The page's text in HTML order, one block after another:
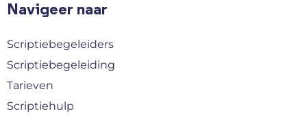
Navigeer naar
Scriptiebegeleiders
Scriptiebegeleiding
Tarieven
Scriptiehulp